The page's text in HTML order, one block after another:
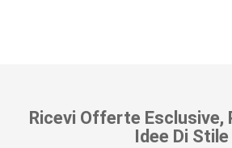
Ricevi Offerte Esclusive,
Idee Di Stile